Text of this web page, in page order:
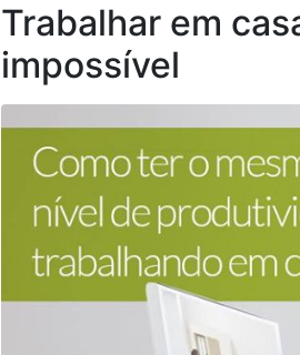
Trabalhar em
impossível